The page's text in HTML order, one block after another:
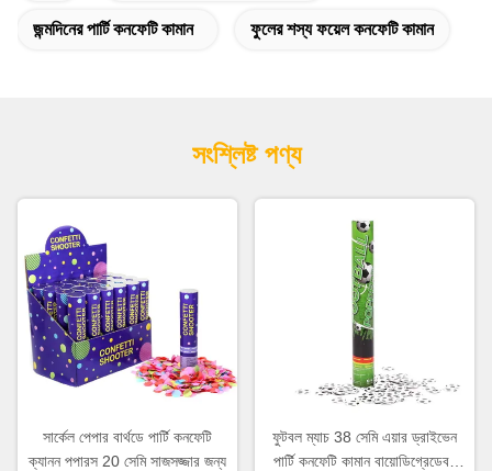
জন্মদিনের পার্টি কনফেটি কামান ফুলের শস্য ফয়েল কনফেটি কামান
সংশ্লিষ্ট পণ্য
সার্কেল পেপার বার্থডে পার্টি কনফেটি
ক্যানন পপারস 20 সেমি সাজসজ্জার জন্য
ফুটবল ম্যাচ 38 সেমি এয়ার ড্রাইভেন
পার্টি কনফেটি কামান বায়োডিগ্রেডেবল